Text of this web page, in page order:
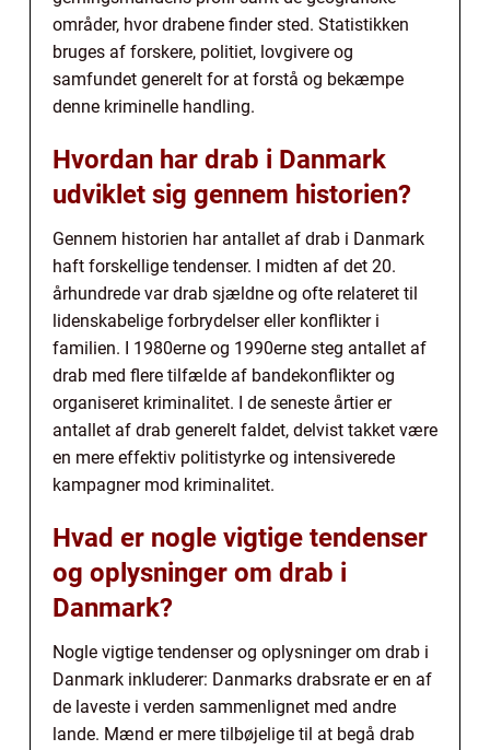
områder, hvor drabene finder sted. Statistikken
bruges af forskere, politiet, lovgivere og
samfundet generelt for at forstå og bekæmpe
denne kriminelle handling.
Hvordan har drab i Danmark
udviklet sig gennem historien?
Gennem historien har antallet af drab i Danmark
haft forskellige tendenser. I midten af det 20.
århundrede var drab sjældne og ofte relateret til
lidenskabelige forbrydelser eller konflikter i
familien. I 1980erne og 1990erne steg antallet af
drab med flere tilfælde af bandekonflikter og
organiseret kriminalitet. I de seneste årtier er
antallet af drab generelt faldet, delvist takket være
en mere effektiv politistyrke og intensiverede
kampagner mod kriminalitet.
Hvad er nogle vigtige tendenser
og oplysninger om drab i
Danmark?
Nogle vigtige tendenser og oplysninger om drab i
Danmark inkluderer: Danmarks drabsrate er en af
de laveste i verden sammenlignet med andre
lande. Mænd er mere tilbøjelige til at begå drab